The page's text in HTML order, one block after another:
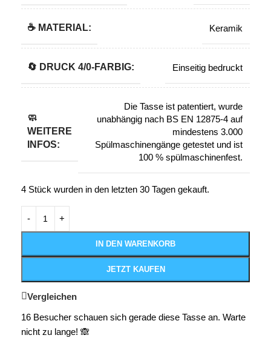
☕ MATERIAL: Keramik
🔄️ DRUCK 4/0-FARBIG: Einseitig bedruckt
🧼
WEITERE
INFOS:
Die Tasse ist patentiert, wurde
unabhängig nach BS EN 12875-4 auf
mindestens 3.000
Spülmaschinengänge getestet und ist
100 % spülmaschinenfest.
4 Stück wurden in den letzten 30 Tagen gekauft.
IN DEN WARENKORB
JETZT KAUFEN
Vergleichen
16 Besucher schauen sich gerade diese Tasse an. Warte
nicht zu lange! 🙈